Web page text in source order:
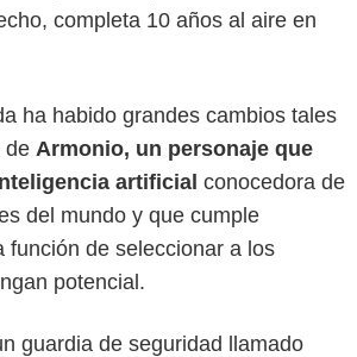
completa 10 años al aire en
ha habido grandes cambios tales
de Armonio, un personaje que
artificial conocedora de
del mundo y que cumple
función de seleccionar a los
potencial.
guardia de seguridad llamado
Caracol Televisión